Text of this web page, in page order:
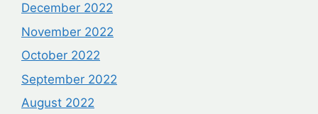
December 2022
November 2022
October 2022
September 2022
August 2022